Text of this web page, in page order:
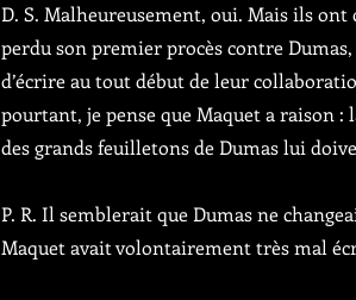
D. S. Malheureusement, oui. Mais ils ont
perdu son premier procès contre
d’écrire au tout début de leur
pourtant, je pense que Maquet a raison :
des grands feuilletons de Dumas lui
P. R. Il semblerait que Dumas ne
Maquet avait volontairement très mal